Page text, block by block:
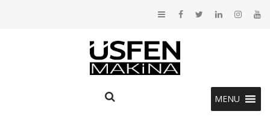
MENU